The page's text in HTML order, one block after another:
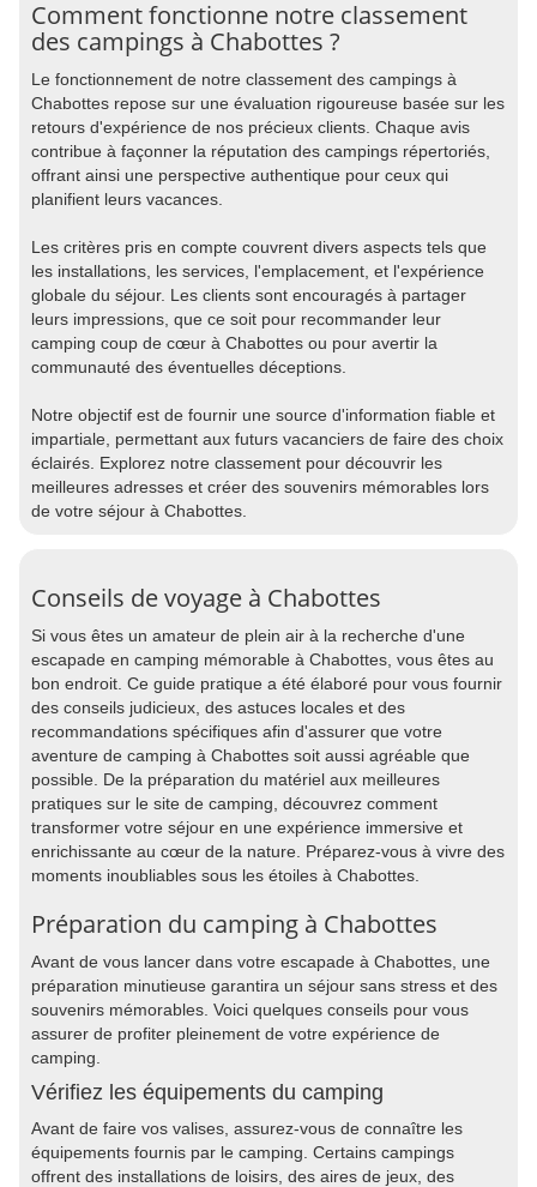
Comment fonctionne notre classement
des campings à Chabottes ?
Le fonctionnement de notre classement des campings à
Chabottes repose sur une évaluation rigoureuse basée sur les
retours d'expérience de nos précieux clients. Chaque avis
contribue à façonner la réputation des campings répertoriés,
offrant ainsi une perspective authentique pour ceux qui
planifient leurs vacances.
Les critères pris en compte couvrent divers aspects tels que
les installations, les services, l'emplacement, et l'expérience
globale du séjour. Les clients sont encouragés à partager
leurs impressions, que ce soit pour recommander leur
camping coup de cœur à Chabottes ou pour avertir la
communauté des éventuelles déceptions.
Notre objectif est de fournir une source d'information fiable et
impartiale, permettant aux futurs vacanciers de faire des choix
éclairés. Explorez notre classement pour découvrir les
meilleures adresses et créer des souvenirs mémorables lors
de votre séjour à Chabottes.
Conseils de voyage à Chabottes
Si vous êtes un amateur de plein air à la recherche d'une
escapade en camping mémorable à Chabottes, vous êtes au
bon endroit. Ce guide pratique a été élaboré pour vous fournir
des conseils judicieux, des astuces locales et des
recommandations spécifiques afin d'assurer que votre
aventure de camping à Chabottes soit aussi agréable que
possible. De la préparation du matériel aux meilleures
pratiques sur le site de camping, découvrez comment
transformer votre séjour en une expérience immersive et
enrichissante au cœur de la nature. Préparez-vous à vivre des
moments inoubliables sous les étoiles à Chabottes.
Préparation du camping à Chabottes
Avant de vous lancer dans votre escapade à Chabottes, une
préparation minutieuse garantira un séjour sans stress et des
souvenirs mémorables. Voici quelques conseils pour vous
assurer de profiter pleinement de votre expérience de
camping.
Vérifiez les équipements du camping
Avant de faire vos valises, assurez-vous de connaître les
équipements fournis par le camping. Certains campings
offrent des installations de loisirs, des aires de jeux, des